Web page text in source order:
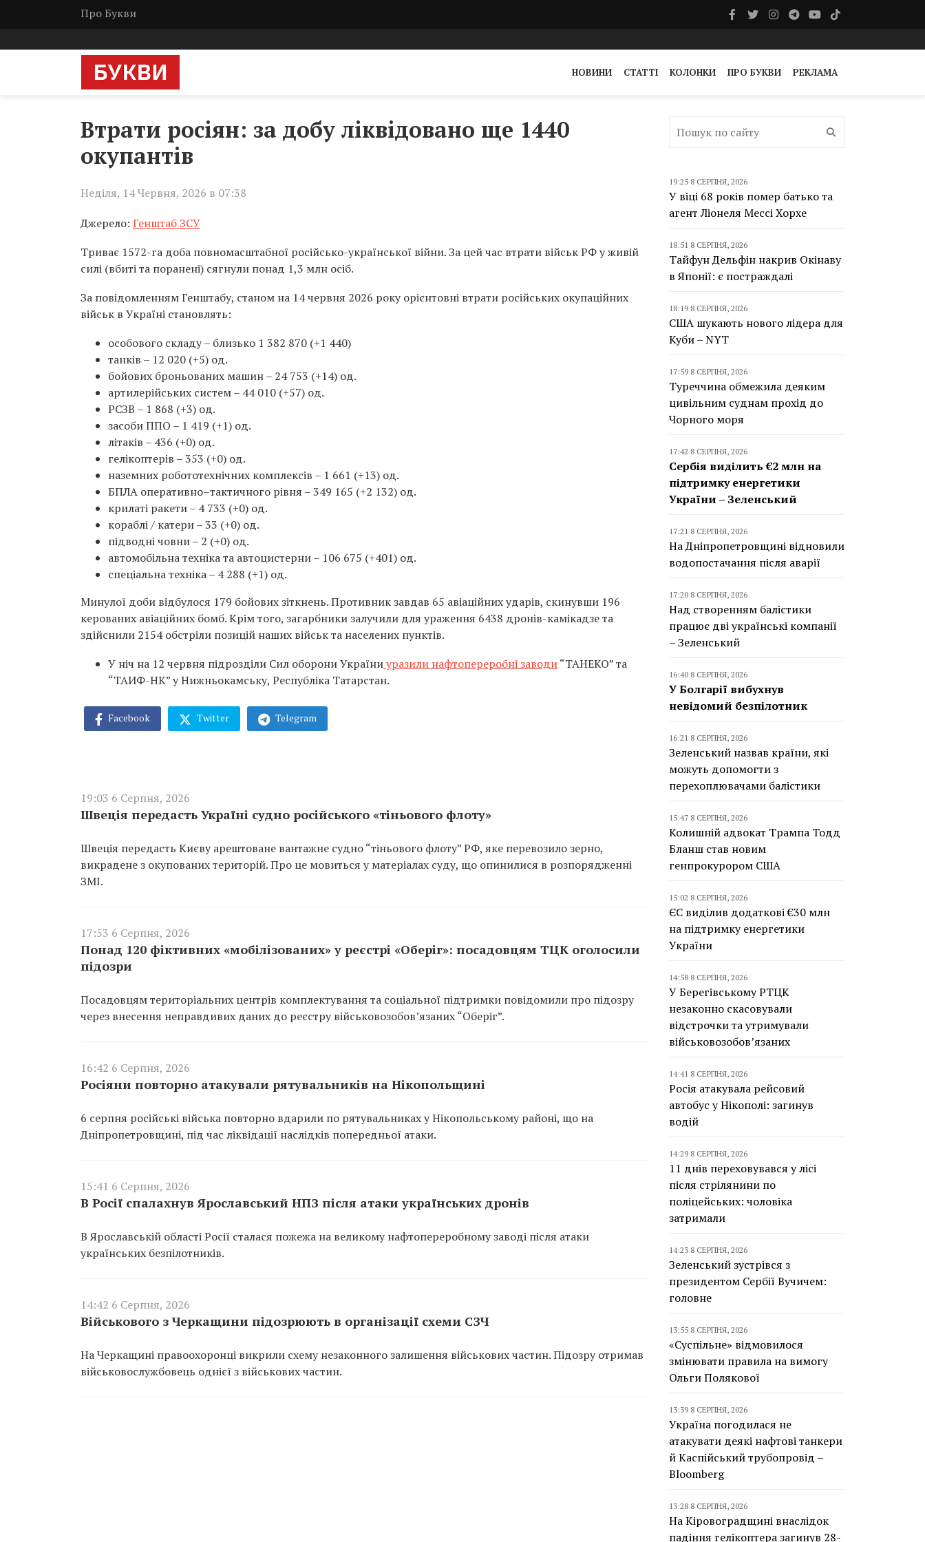
Про Букви
НОВИНИ СТАТТІ КОЛОНКИ ПРО БУКВИ РЕКЛАМА
Втрати росіян: за добу ліквідовано ще 1440
окупантів
Неділя, 14 Червня, 2026 в 07:38
Джерело: Генштаб ЗСУ
Триває 1572-га доба повномасштабної російсько-української війни. За цей час втрати військ РФ у живій
силі (вбиті та поранені) сягнули понад 1,3 млн осіб.
За повідомленням Генштабу, станом на 14 червня 2026 року орієнтовні втрати російських окупаційних
військ в Україні становлять:
особового складу – близько 1 382 870 (+1 440)
танків – 12 020 (+5) од.
бойових броньованих машин – 24 753 (+14) од.
артилерійських систем – 44 010 (+57) од.
РСЗВ – 1 868 (+3) од.
засоби ППО – 1 419 (+1) од.
літаків – 436 (+0) од.
гелікоптерів – 353 (+0) од.
наземних робототехнічних комплексів – 1 661 (+13) од.
БПЛА оперативно–тактичного рівня – 349 165 (+2 132) од.
крилаті ракети – 4 733 (+0) од.
кораблі / катери – 33 (+0) од.
підводні човни – 2 (+0) од.
автомобільна техніка та автоцистерни – 106 675 (+401) од.
спеціальна техніка – 4 288 (+1) од.
Минулої доби відбулося 179 бойових зіткнень. Противник завдав 65 авіаційних ударів, скинувши 196
керованих авіаційних бомб. Крім того, загарбники залучили для ураження 6438 дронів-камікадзе та
здійснили 2154 обстріли позицій наших військ та населених пунктів.
У ніч на 12 червня підрозділи Сил оборони Україниуразили нафтопереробні заводи“ТАНЕКО” та
“ТАИФ-НК” у Нижньокамську, Республіка Татарстан.
Facebook Twitter Telegram
19:03 6 Серпня, 2026
Швеція передасть Україні судно російського «тіньового флоту»
Швеція передасть Києву арештоване вантажне судно “тіньового флоту” РФ, яке перевозило зерно,
викрадене з окупованих територій. Про це мовиться у матеріалах суду, що опинилися в розпорядженні
ЗМІ.
17:53 6 Серпня, 2026
Понад 120 фіктивних «мобілізованих» у реєстрі «Оберіг»: посадовцям ТЦК оголосили
підозри
Посадовцям територіальних центрів комплектування та соціальної підтримки повідомили про підозру
через внесення неправдивих даних до реєстру військовозобов’язаних “Оберіг”.
16:42 6 Серпня, 2026
Росіяни повторно атакували рятувальників на Нікопольщині
6 серпня російські війська повторно вдарили по рятувальниках у Нікопольському районі, що на
Дніпропетровщині, під час ліквідації наслідків попередньої атаки.
15:41 6 Серпня, 2026
В Росії спалахнув Ярославський НПЗ після атаки українських дронів
В Ярославській області Росії сталася пожежа на великому нафтопереробному заводі після атаки
українських безпілотників.
14:42 6 Серпня, 2026
Військового з Черкащини підозрюють в організації схеми СЗЧ
На Черкащині правоохоронці викрили схему незаконного залишення військових частин. Підозру отримав
військовослужбовець однієї з військових частин.
19:25 8 СЕРПНЯ, 2026
У віці 68 років помер батько та
агент Ліонеля Мессі Хорхе
18:51 8 СЕРПНЯ, 2026
Тайфун Дельфін накрив Окінаву
в Японії: є постраждалі
18:19 8 СЕРПНЯ, 2026
США шукають нового лідера для
Куби – NYT
17:59 8 СЕРПНЯ, 2026
Туреччина обмежила деяким
цивільним суднам прохід до
Чорного моря
17:42 8 СЕРПНЯ, 2026
Сербія виділить €2 млн на
підтримку енергетики
України – Зеленський
17:21 8 СЕРПНЯ, 2026
На Дніпропетровщині відновили
водопостачання після аварії
17:20 8 СЕРПНЯ, 2026
Над створенням балістики
працює дві українські компанії
– Зеленський
16:40 8 СЕРПНЯ, 2026
У Болгарії вибухнув
невідомий безпілотник
16:21 8 СЕРПНЯ, 2026
Зеленський назвав країни, які
можуть допомогти з
перехоплювачами балістики
15:47 8 СЕРПНЯ, 2026
Колишній адвокат Трампа Тодд
Бланш став новим
генпрокурором США
15:02 8 СЕРПНЯ, 2026
ЄС виділив додаткові €30 млн
на підтримку енергетики
України
14:58 8 СЕРПНЯ, 2026
У Берегівському РТЦК
незаконно скасовували
відстрочки та утримували
військовозобов’язаних
14:41 8 СЕРПНЯ, 2026
Росія атакувала рейсовий
автобус у Нікополі: загинув
водій
14:29 8 СЕРПНЯ, 2026
11 днів переховувався у лісі
після стрілянини по
поліцейських: чоловіка
затримали
14:23 8 СЕРПНЯ, 2026
Зеленський зустрівся з
президентом Сербії Вучичем:
головне
13:55 8 СЕРПНЯ, 2026
«Суспільне» відмовилося
змінювати правила на вимогу
Ольги Полякової
13:39 8 СЕРПНЯ, 2026
Україна погодилася не
атакувати деякі нафтові танкери
й Каспійський трубопровід –
Bloomberg
13:28 8 СЕРПНЯ, 2026
На Кіровоградщині внаслідок
падіння гелікоптера загинув 28-